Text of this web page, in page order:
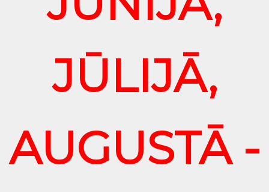
JŪLIJĀ,
AUGUSTĀ -